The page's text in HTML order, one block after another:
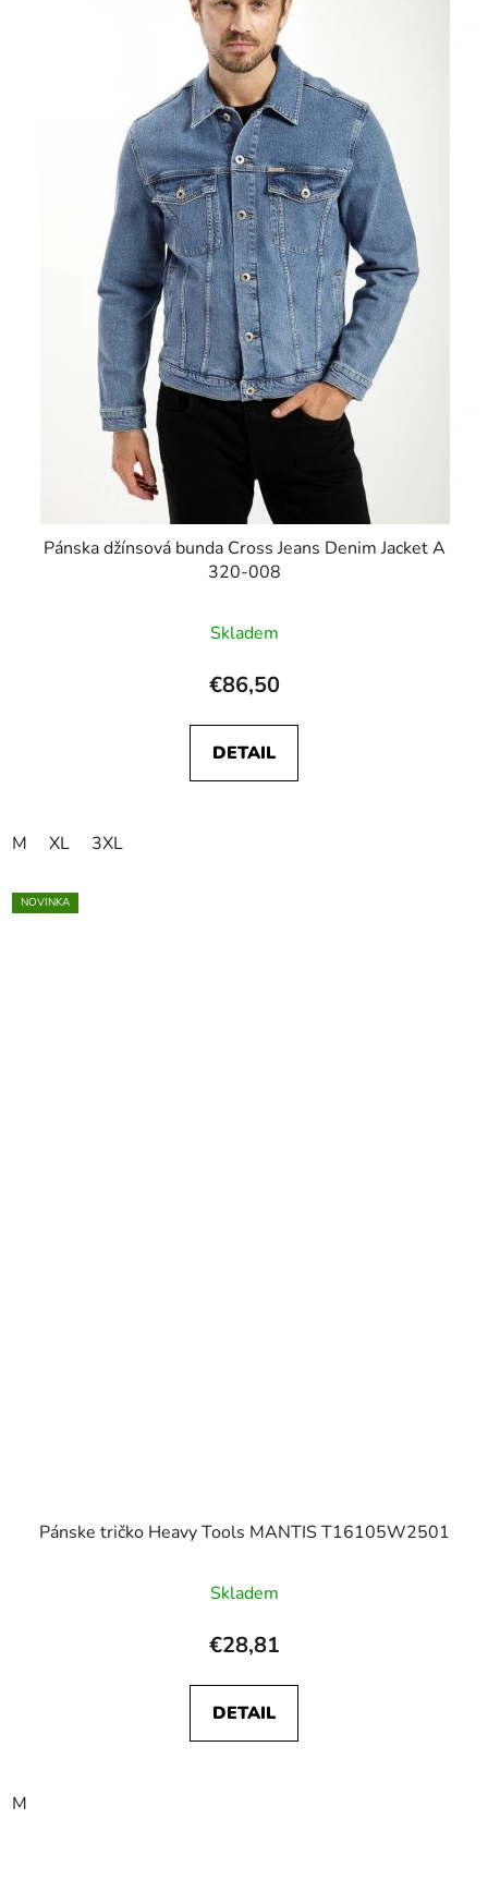
Pánska džínsová bunda Cross Jeans Denim Jacket A
320-008
Skladem
€86,50
DETAIL
M XL 3XL
NOVINKA
Pánske tričko Heavy Tools MANTIS T16105W2501
Skladem
€28,81
DETAIL
M